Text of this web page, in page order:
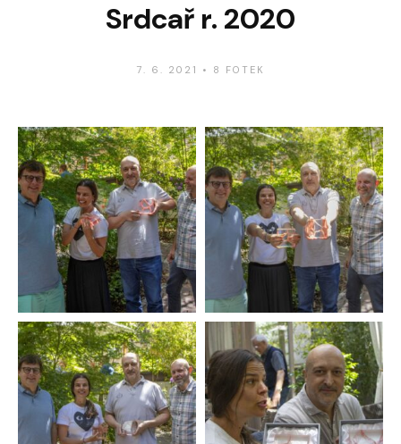
Srdcař r. 2020
7. 6. 2021 • 8 FOTEK